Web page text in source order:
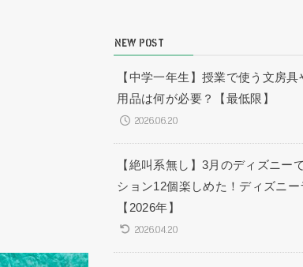
NEW POST
【中学一年生】授業で使う文房具
用品は何が必要？【最低限】
2026.06.20
【絶叫系無し】3月のディズニー
ション12個楽しめた！ディズニー
【2026年】
2026.04.20